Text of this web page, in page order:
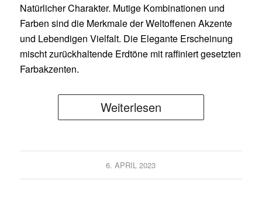
Natürlicher Charakter. Mutige Kombinationen und
Farben sind die Merkmale der Weltoffenen Akzente
und Lebendigen Vielfalt. Die Elegante Erscheinung
mischt zurückhaltende Erdtöne mit raffiniert gesetzten
Farbakzenten.
Weiterlesen
6. APRIL 2023